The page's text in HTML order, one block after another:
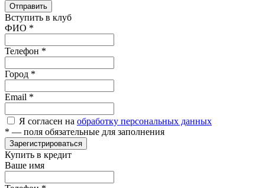
Отправить
Вступить в клуб
ФИО *
Телефон *
Город *
Email *
Я согласен на обработку персональных данных
* — поля обязательные для заполнения
Зарегистрироваться
Купить в кредит
Ваше имя